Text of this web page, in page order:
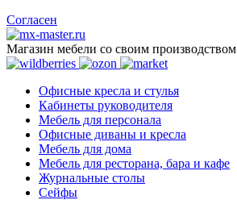
Согласен
Магазин мебели со своим производством
Офисные кресла и стулья
Кабинеты руководителя
Мебель для персонала
Офисные диваны и кресла
Мебель для дома
Мебель для ресторана, бара и кафе
Журнальные столы
Сейфы